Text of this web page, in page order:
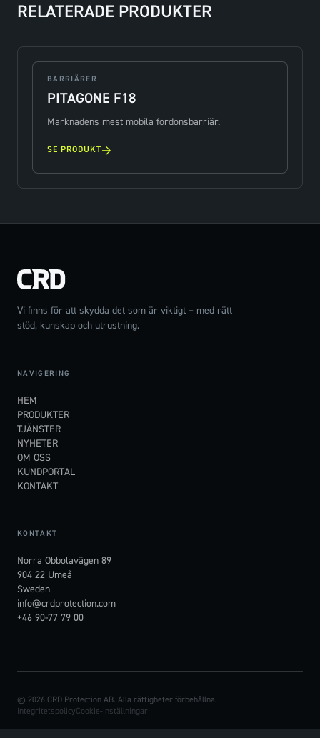
RELATERADE PRODUKTER
BARRIÄRER
PITAGONE F18
Marknadens mest mobila fordonsbarriär.
SE PRODUKT→
Vi finns för att skydda det som är viktigt – med rätt
stöd, kunskap och utrustning.
NAVIGERING
HEM
PRODUKTER
TJÄNSTER
NYHETER
OM OSS
KUNDPORTAL
KONTAKT
KONTAKT
Norra Obbolavägen 89
904 22 Umeå
Sweden
info@crdprotection.com
+46 90-77 79 00
© 2026 CRD Protection AB. Alla rättigheter förbehållna.
IntegritetspolicyCookie-inställningar